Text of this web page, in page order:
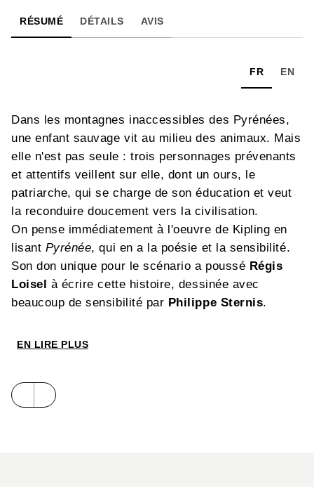
RÉSUMÉ DÉTAILS AVIS
FR EN
Dans les montagnes inaccessibles des Pyrénées,
une enfant sauvage vit au milieu des animaux. Mais
elle n'est pas seule : trois personnages prévenants
et attentifs veillent sur elle, dont un ours, le
patriarche, qui se charge de son éducation et veut
la reconduire doucement vers la civilisation.
On pense immédiatement à l'oeuvre de Kipling en
lisant Pyrénée, qui en a la poésie et la sensibilité.
Son don unique pour le scénario a poussé Régis
Loisel à écrire cette histoire, dessinée avec
beaucoup de sensibilité par Philippe Sternis.
EN LIRE PLUS